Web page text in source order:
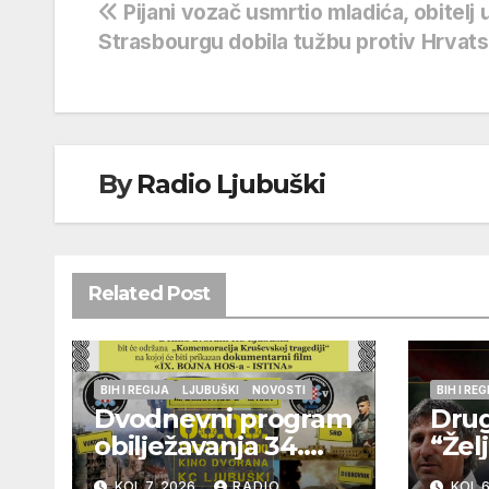
Navigacija
objava
Pijani vozač usmrtio mladića, obitelj
Strasbourgu dobila tužbu protiv
ByRadio Ljubuški
Related Post
BIH I REGIJA LJUBUŠKI NOVOSTI
Dvodnevni program
obilježavanja 34.
godišnjice pogibije
BIH I